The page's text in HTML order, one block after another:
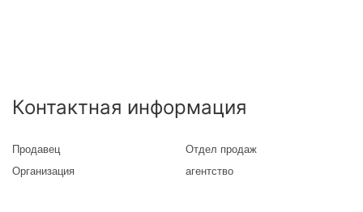
Контактная информация
Продавец
Отдел продаж
Организация
агентство